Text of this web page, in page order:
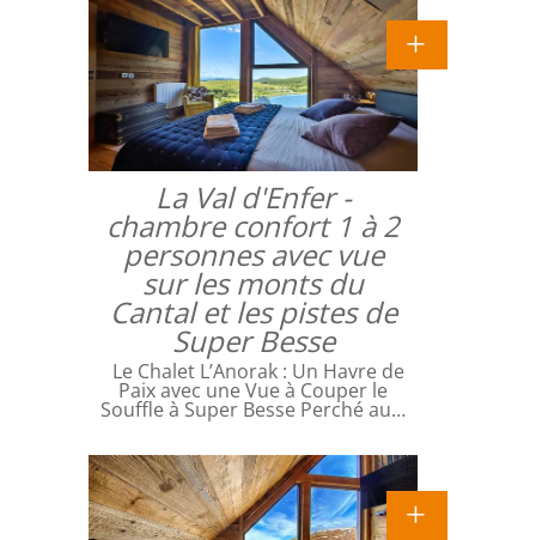
La Val d'Enfer -
chambre confort 1 à 2
personnes avec vue
sur les monts du
Cantal et les pistes de
Super Besse
Le Chalet L’Anorak : Un Havre de
Paix avec une Vue à Couper le
Souffle à Super Besse Perché au…